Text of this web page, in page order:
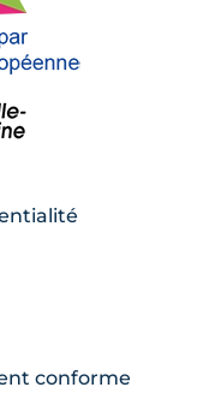
conforme